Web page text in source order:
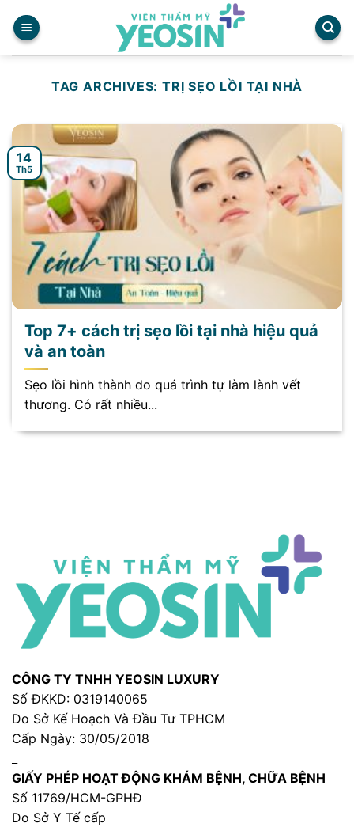
content
TAG ARCHIVES: TRỊ SẸO LỒI TẠI NHÀ
Top 7+ cách trị sẹo lồi tại nhà hiệu quả
và an toàn
Sẹo lồi hình thành do quá trình tự làm lành vết
thương. Có rất nhiều...
14
Th5
CÔNG TY TNHH YEOSIN LUXURY
Số ĐKKD: 0319140065
Do Sở Kế Hoạch Và Đầu Tư TPHCM
Cấp Ngày: 30/05/2018
GIẤY PHÉP HOẠT ĐỘNG KHÁM BỆNH, CHỮA BỆNH
Số 11769/HCM-GPHĐ
Do Sở Y Tế cấp